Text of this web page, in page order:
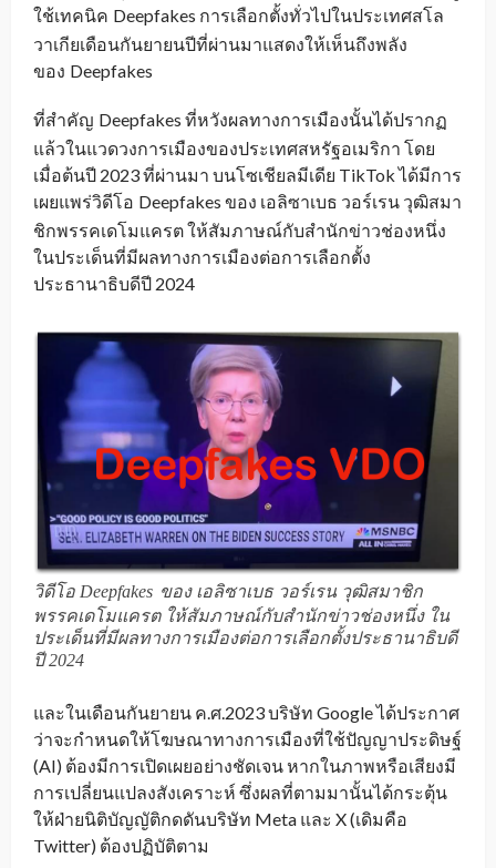
ใช้เทคนิค Deepfakes การเลือกตั้งทั่วไปในประเทศสโล
วาเกียเดือนกันยายนปีที่ผ่านมาแสดงให้เห็นถึงพลัง
ของ Deepfakes
ที่สำคัญ Deepfakes ที่หวังผลทางการเมืองนั้นได้ปรากฏ
แล้วในแวดวงการเมืองของประเทศสหรัฐอเมริกา โดย
เมื่อต้นปี 2023 ที่ผ่านมา บนโซเชียลมีเดีย TikTok ได้มีการ
เผยแพร่วิดีโอ Deepfakes ของ เอลิซาเบธ วอร์เรน วุฒิสมา
ชิกพรรคเดโมแครต ให้สัมภาษณ์กับสำนักข่าวช่องหนึ่ง
ในประเด็นที่มีผลทางการเมืองต่อการเลือกตั้ง
ประธานาธิบดีปี 2024
วิดีโอ Deepfakes ของ เอลิซาเบธ วอร์เรน วุฒิสมาชิก
พรรคเดโมแครต ให้สัมภาษณ์กับสำนักข่าวช่องหนึ่ง ใน
ประเด็นที่มีผลทางการเมืองต่อการเลือกตั้งประธานาธิบดี
ปี 2024
และในเดือนกันยายน ค.ศ.2023 บริษัท Google ได้ประกาศ
ว่าจะกำหนดให้โฆษณาทางการเมืองที่ใช้ปัญญาประดิษฐ์
(AI) ต้องมีการเปิดเผยอย่างชัดเจน หากในภาพหรือเสียงมี
การเปลี่ยนแปลงสังเคราะห์ ซึ่งผลที่ตามมานั้นได้กระตุ้น
ให้ฝ่ายนิติบัญญัติกดดันบริษัท Meta และ X (เดิมคือ
Twitter) ต้องปฏิบัติตาม